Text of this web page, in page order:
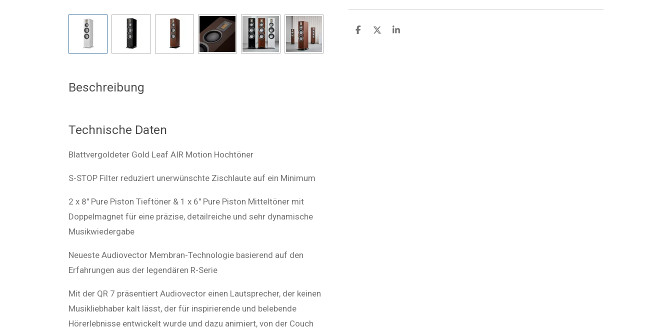
T
T
T
Beschreibung
Technische Daten
Blattvergoldeter Gold Leaf AIR Motion Hochtöner
S-STOP Filter reduziert unerwünschte Zischlaute auf ein Minimum
2 x 8" Pure Piston Tieftöner & 1 x 6" Pure Piston Mitteltöner mit
Doppelmagnet für eine präzise, detailreiche und sehr dynamische
Musikwiedergabe
Neueste Audiovector Membran-Technologie basierend auf den
Erfahrungen aus der legendären R-Serie
Mit der QR 7 präsentiert Audiovector einen Lautsprecher, der keinen
Musikliebhaber kalt lässt, der für inspirierende und belebende
Hörerlebnisse entwickelt wurde und dazu animiert, von der Couch